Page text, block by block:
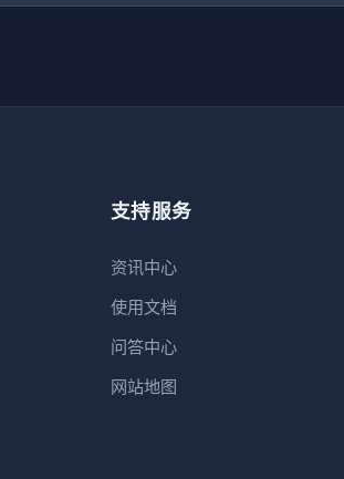
支持服务
资讯中心
使用文档
问答中心
网站地图